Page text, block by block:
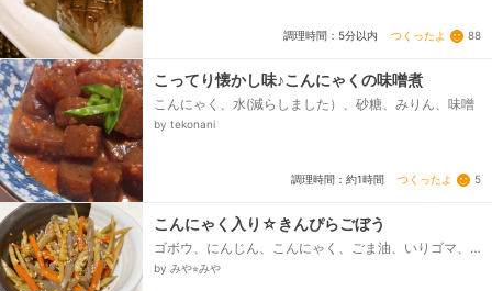
調理時間：5分以内 つくったよ 88
こってり懐かし味♪こんにゃくの味噌煮
こんにゃく、水(減らしました）、砂糖、みりん、味噌
by tekonani
調理時間：約1時間 つくったよ 5
こんにゃく入り☆きんぴらごぼう
ゴボウ、にんじん、こんにゃく、ごま油、いりゴマ、
酒、★醤油、★砂糖、★みりん
by みや⭐︎みや